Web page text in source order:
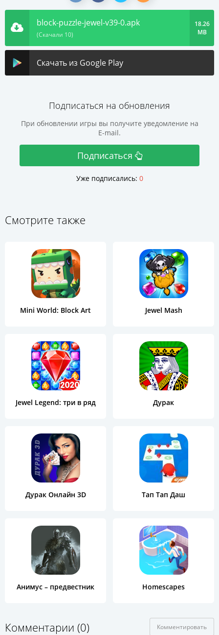
block-puzzle-jewel-v39-0.apk
(Скачали 10)
18.26
MB
Скачать из Google Play
Подписаться на обновления
При обновлении игры вы получите уведомление на
E-mail.
Подписаться
Уже подписались: 0
Смотрите также
Mini World: Block Art Jewel Mash
Jewel Legend: три в ряд Дурак
Дурак Онлайн 3D Тап Тап Даш
Анимус – предвестник Homescapes
Комментарии (0) Комментировать